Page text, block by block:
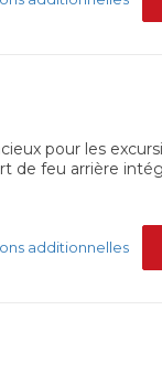
pour les
de feu arrière
additionnelles